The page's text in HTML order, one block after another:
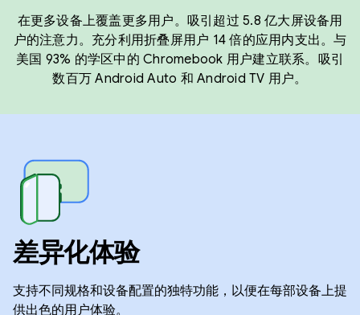
在更多设备上覆盖更多用户。吸引超过 5.8 亿大屏设备用
户的注意力。充分利用折叠屏用户 14 倍的应用内支出。与
美国 93% 的学区中的 Chromebook 用户建立联系。吸引
数百万 Android Auto 和 Android TV 用户。
差异化体验
支持不同规格和设备配置的独特功能，以便在每部设备上提
供出色的用户体验。